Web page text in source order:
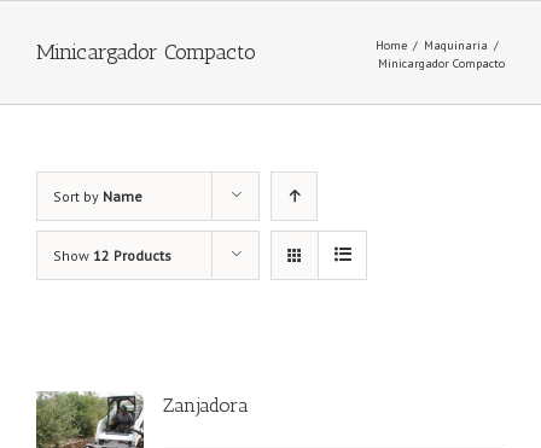
Minicargador Compacto Home / Maquinaria /
Minicargador Compacto
Sort by Name
Show 12 Products
Zanjadora